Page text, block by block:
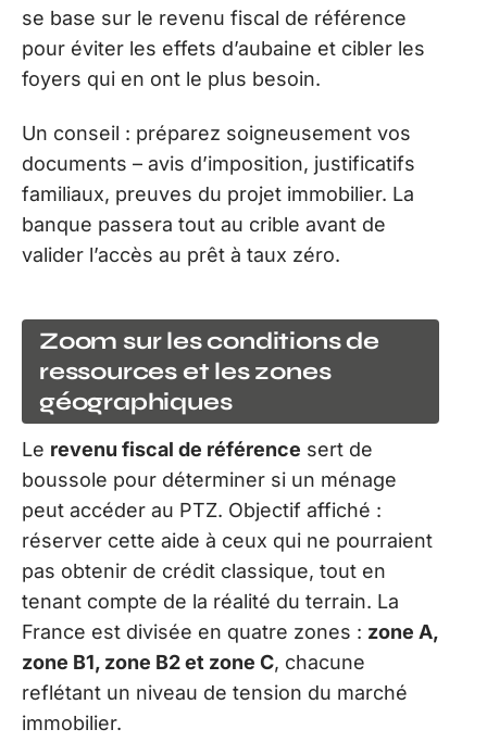
se base sur le revenu fiscal de référence
pour éviter les effets d’aubaine et cibler les
foyers qui en ont le plus besoin.
Un conseil : préparez soigneusement vos
documents – avis d’imposition, justificatifs
familiaux, preuves du projet immobilier. La
banque passera tout au crible avant de
valider l’accès au prêt à taux zéro.
Zoom sur les conditions de
ressources et les zones
géographiques
Le revenu fiscal de référence sert de
boussole pour déterminer si un ménage
peut accéder au PTZ. Objectif affiché :
réserver cette aide à ceux qui ne pourraient
pas obtenir de crédit classique, tout en
tenant compte de la réalité du terrain. La
France est divisée en quatre zones : zone A,
zone B1, zone B2 et zone C, chacune
reflétant un niveau de tension du marché
immobilier.